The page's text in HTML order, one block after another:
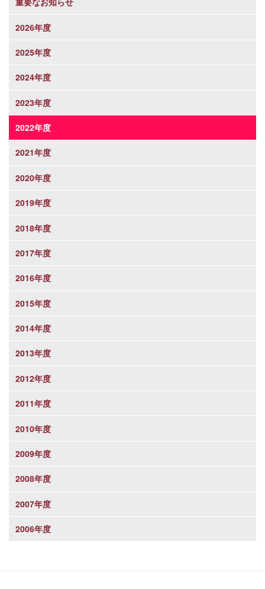
2026年度
2025年度
2024年度
2023年度
2022年度
2021年度
2020年度
2019年度
2018年度
2017年度
2016年度
2015年度
2014年度
2013年度
2012年度
2011年度
2010年度
2009年度
2008年度
2007年度
2006年度